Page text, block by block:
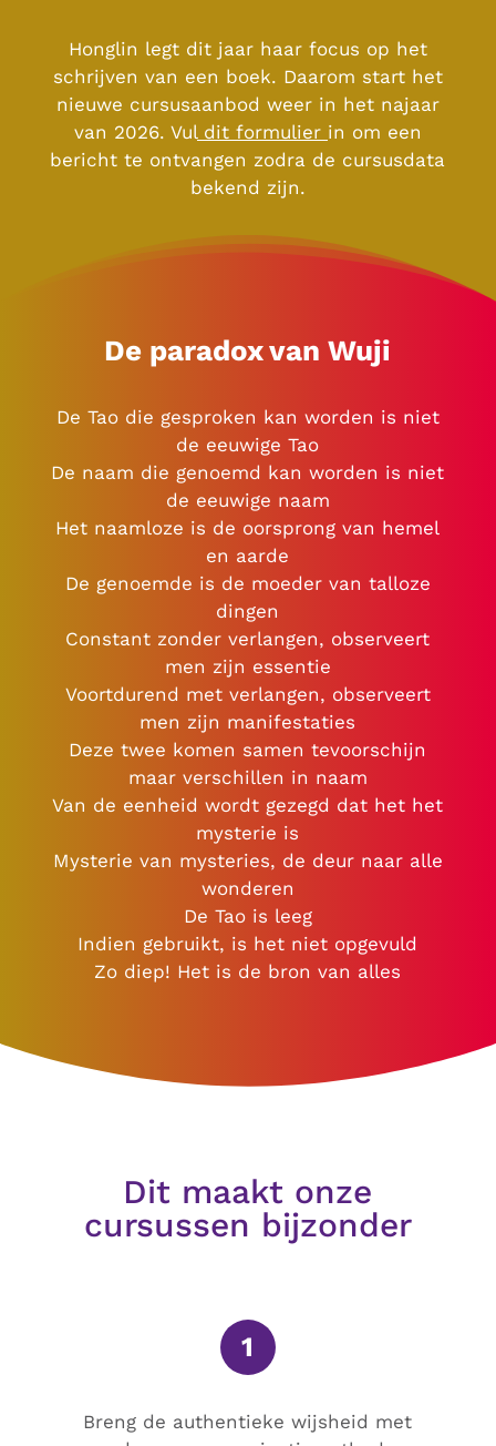
Honglin legt dit jaar haar focus op het
schrijven van een boek. Daarom start het
nieuwe cursusaanbod weer in het najaar
van 2026. Vuldit formulier in om een
bericht te ontvangen zodra de cursusdata
bekend zijn.
De paradox van Wuji
De Tao die gesproken kan worden is niet
de eeuwige Tao
De naam die genoemd kan worden is niet
de eeuwige naam
Het naamloze is de oorsprong van hemel
en aarde
De genoemde is de moeder van talloze
dingen
Constant zonder verlangen, observeert
men zijn essentie
Voortdurend met verlangen, observeert
men zijn manifestaties
Deze twee komen samen tevoorschijn
maar verschillen in naam
Van de eenheid wordt gezegd dat het het
mysterie is
Mysterie van mysteries, de deur naar alle
wonderen
De Tao is leeg
Indien gebruikt, is het niet opgevuld
Zo diep! Het is de bron van alles
Dit maakt onze
cursussen bijzonder
1
Breng de authentieke wijsheid met